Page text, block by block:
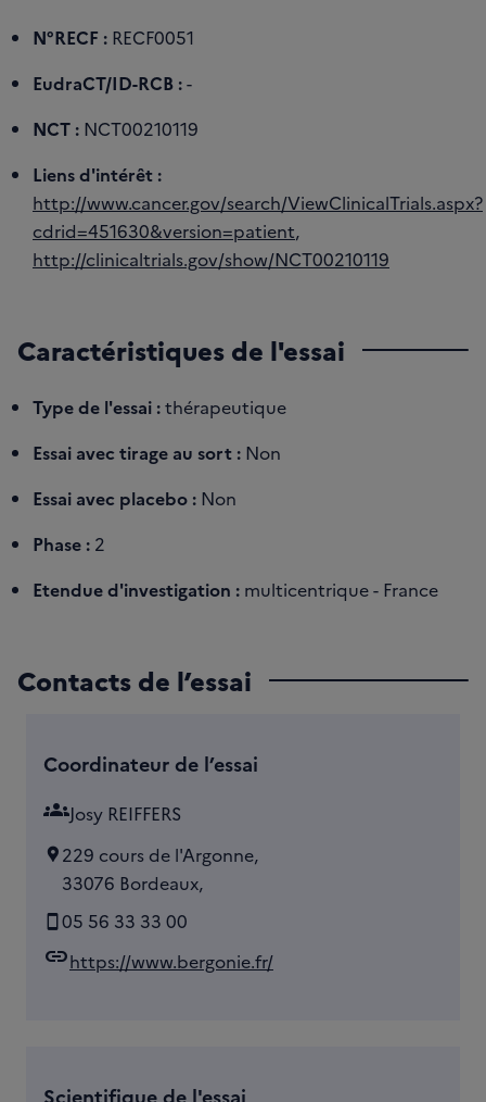
N°RECF : RECF0051
EudraCT/ID-RCB :-
NCT : NCT00210119
Liens d'intérêt :
http://www.cancer.gov/search/ViewClinicalTrials.aspx?
cdrid=451630&version=patient,
http://clinicaltrials.gov/show/NCT00210119
Caractéristiques de l'essai
Type de l'essai :thérapeutique
Essai avec tirage au sort : Non
Essai avec placebo : Non
Phase : 2
Etendue d'investigation : multicentrique - France
Contacts de l’essai
Coordinateur de l’essai
groupsJosy REIFFERS
229 cours de l'Argonne,
33076 Bordeaux,
05 56 33 33 00
linkhttps://www.bergonie.fr/
Scientifique de l'essai